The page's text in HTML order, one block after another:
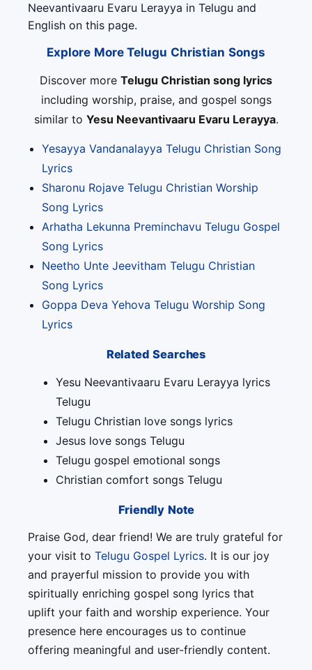
Neevantivaaru Evaru Lerayya in Telugu and
English on this page.
Explore More Telugu Christian Songs
Discover more Telugu Christian song lyrics
including worship, praise, and gospel songs
similar to Yesu Neevantivaaru Evaru Lerayya.
Yesayya Vandanalayya Telugu Christian Song
Lyrics
Sharonu Rojave Telugu Christian Worship
Song Lyrics
Arhatha Lekunna Preminchavu Telugu Gospel
Song Lyrics
Neetho Unte Jeevitham Telugu Christian
Song Lyrics
Goppa Deva Yehova Telugu Worship Song
Lyrics
Related Searches
Yesu Neevantivaaru Evaru Lerayya lyrics
Telugu
Telugu Christian love songs lyrics
Jesus love songs Telugu
Telugu gospel emotional songs
Christian comfort songs Telugu
Friendly Note
Praise God, dear friend! We are truly grateful for
your visit to Telugu Gospel Lyrics. It is our joy
and prayerful mission to provide you with
spiritually enriching gospel song lyrics that
uplift your faith and worship experience. Your
presence here encourages us to continue
offering meaningful and user-friendly content.